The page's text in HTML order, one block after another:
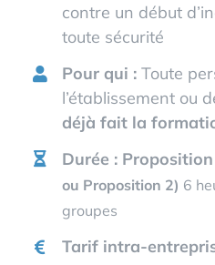
contre un début
toute sécurité
Pour qui : Toute
l’établissement ou
déjà fait la
Durée :
ou Proposition 2) 6
groupes
Tarif intra-